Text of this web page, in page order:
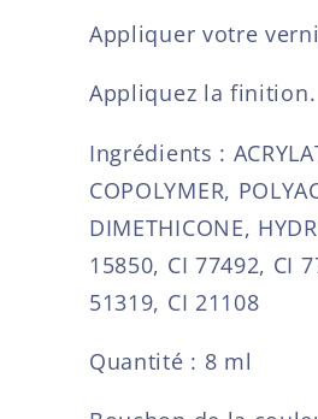
Appliquer votre
Appliquez la finition.
Ingrédients :
COPOLYMER,
DIMETHICONE,
15850, CI 77492, CI
51319, CI 21108
Quantité : 8 ml